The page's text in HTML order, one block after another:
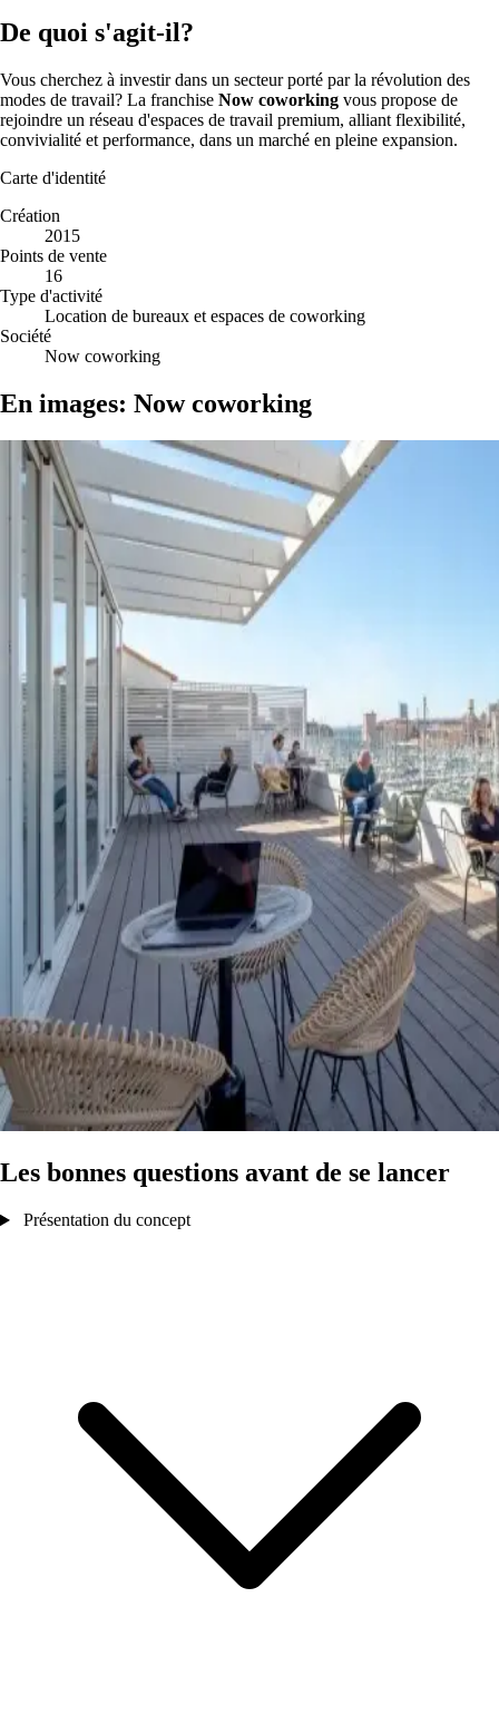
De quoi s'agit-il?
Vous cherchez à investir dans un secteur porté par la révolution des
modes de travail? La franchise Now coworking vous propose de
rejoindre un réseau d'espaces de travail premium, alliant flexibilité,
convivialité et performance, dans un marché en pleine expansion.
Carte d'identité
Création
2015
Points de vente
16
Type d'activité
Location de bureaux et espaces de coworking
Société
Now coworking
En images: Now coworking
Les bonnes questions avant de se lancer
Présentation du concept